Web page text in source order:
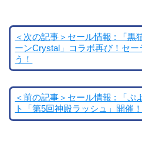
＜次の記事＞セール情報 : 「黒
ーンCrystal」コラボ再び！セ
う！
＜前の記事＞セール情報 : 「ぷ
ト「第5回神殿ラッシュ」開催！